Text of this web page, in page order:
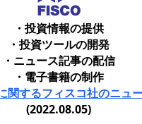
・投資情報の提供
・投資ツールの開発
・ニュース記事の配信
・電子書籍の制作
関するフィスコ社のニュ
(2022.08.05)